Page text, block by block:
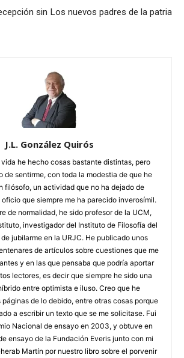
sin Los nuevos padres de la patria
J.L. González Quirós
he hecho cosas bastante distintas, pero
de sentirme, con toda la modestia de que he
filósofo, un actividad que no ha dejado de
que siempre me ha parecido inverosímil.
de normalidad, he sido profesor de la UCM,
investigador del Instituto de Filosofía del
jubilarme en la URJC. He publicado unos
de artículos sobre cuestiones que me
y en las que pensaba que podría aportar
lectores, es decir que siempre he sido una
entre optimista e iluso. Creo que he
páginas de lo debido, entre otras cosas porque
a escribir un texto que se me solicitase. Fui
Nacional de ensayo en 2003, y obtuve en
ensayo de la Fundación Everis junto con mi
Martín por nuestro libro sobre el porvenir